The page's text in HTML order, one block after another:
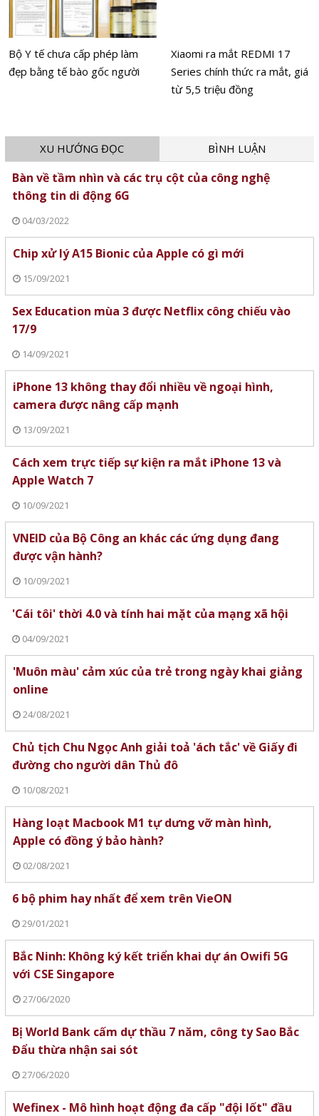
Bộ Y tế chưa cấp phép làm
đẹp bằng tế bào gốc người
Xiaomi ra mắt REDMI 17
Series chính thức ra mắt, giá
từ 5,5 triệu đồng
XU HƯỚNG ĐỌC BÌNH LUẬN
Bàn về tầm nhìn và các trụ cột của công nghệ
thông tin di động 6G
04/03/2022
Chip xử lý A15 Bionic của Apple có gì mới
15/09/2021
Sex Education mùa 3 được Netflix công chiếu vào
17/9
14/09/2021
iPhone 13 không thay đổi nhiều về ngoại hình,
camera được nâng cấp mạnh
13/09/2021
Cách xem trực tiếp sự kiện ra mắt iPhone 13 và
Apple Watch 7
10/09/2021
VNEID của Bộ Công an khác các ứng dụng đang
được vận hành?
10/09/2021
'Cái tôi' thời 4.0 và tính hai mặt của mạng xã hội
04/09/2021
'Muôn màu' cảm xúc của trẻ trong ngày khai giảng
online
24/08/2021
Chủ tịch Chu Ngọc Anh giải toả 'ách tắc' về Giấy đi
đường cho người dân Thủ đô
10/08/2021
Hàng loạt Macbook M1 tự dưng vỡ màn hình,
Apple có đồng ý bảo hành?
02/08/2021
6 bộ phim hay nhất để xem trên VieON
29/01/2021
Bắc Ninh: Không ký kết triển khai dự án Owifi 5G
với CSE Singapore
27/06/2020
Bị World Bank cấm dự thầu 7 năm, công ty Sao Bắc
Đẩu thừa nhận sai sót
27/06/2020
Wefinex - Mô hình hoạt động đa cấp "đội lốt" đầu